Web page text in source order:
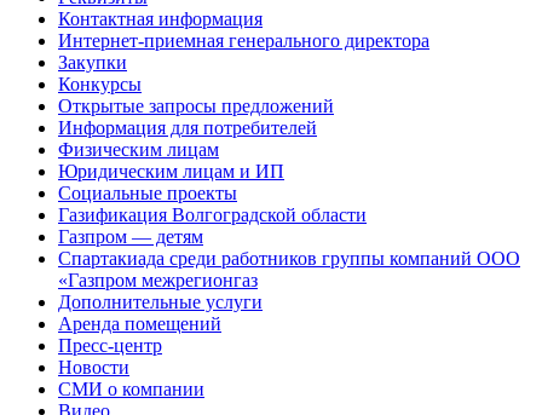
Контактная информация
Интернет-приемная генерального директора
Закупки
Конкурсы
Открытые запросы предложений
Информация для потребителей
Физическим лицам
Юридическим лицам и ИП
Социальные проекты
Газификация Волгоградской области
Газпром — детям
Спартакиада среди работников группы компаний ООО
«Газпром межрегионгаз
Дополнительные услуги
Аренда помещений
Пресс-центр
Новости
СМИ о компании
Видео